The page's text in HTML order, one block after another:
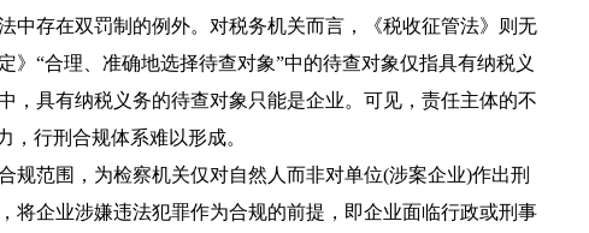
中存在双罚制的例外。对税务机关而言，《税收征管法》则无
》“合理、准确地选择待查对象”中的待查对象仅指具有纳税义
，具有纳税义务的待查对象只能是企业。可见，责任主体的不
，行刑合规体系难以形成。
范围，为检察机关仅对自然人而非对单位(涉案企业)作出刑
将企业涉嫌违法犯罪作为合规的前提，即企业面临行政或刑事